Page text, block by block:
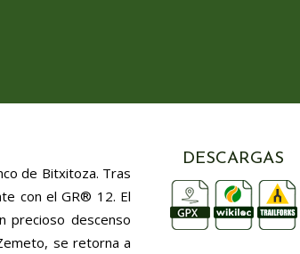
DESCARGAS